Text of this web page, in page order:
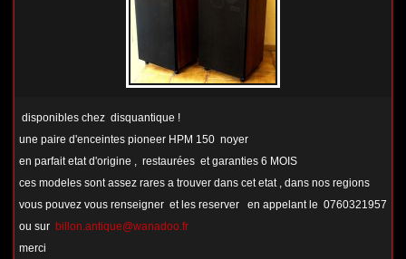
disponibles chez disquantique !
une paire d'enceintes pioneer HPM 150 noyer
en parfait etat d'origine , restaurées et garanties 6 MOIS
ces modeles sont assez rares a trouver dans cet etat , dans nos regions
vous pouvez vous renseigner et les reserver en appelant le 0760321957
ou sur billon.antique@wanadoo.fr
merci